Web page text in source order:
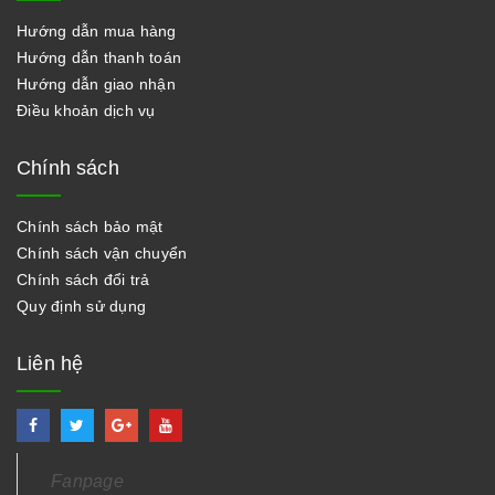
Hướng dẫn mua hàng
Hướng dẫn thanh toán
Hướng dẫn giao nhận
Điều khoản dịch vụ
Chính sách
Chính sách bảo mật
Chính sách vận chuyển
Chính sách đổi trả
Quy định sử dụng
Liên hệ
Fanpage